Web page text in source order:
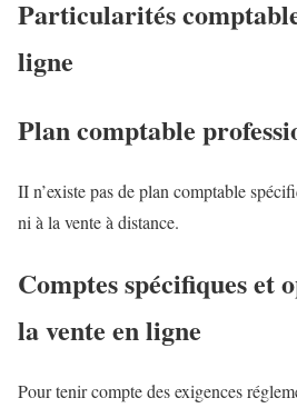
Particularités
ligne
Plan comptable
II n’existe pas de plan comptable
ni à la vente à distance.
Comptes spécifiques et
la vente en ligne
Pour tenir compte des exigences